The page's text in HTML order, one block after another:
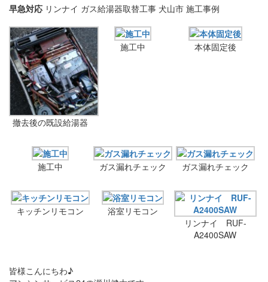
早急対応 リンナイ ガス給湯器取替工事 犬山市 施工事例
撤去後の既設給湯器
施工中 本体固定後
施工中 ガス漏れチェック ガス漏れチェック
キッチンリモコン
浴室リモコン
リンナイ RUF-
A2400SAW
皆様こんにちわ♪